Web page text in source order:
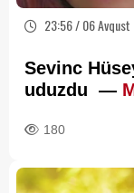
23:56 / 06
Sevinc
uduzdu —
180